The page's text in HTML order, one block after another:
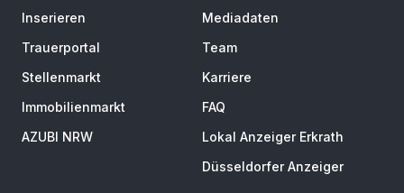
Inserieren
Trauerportal
Stellenmarkt
Immobilienmarkt
AZUBI NRW
Mediadaten
Team
Karriere
FAQ
Lokal Anzeiger Erkrath
Düsseldorfer Anzeiger